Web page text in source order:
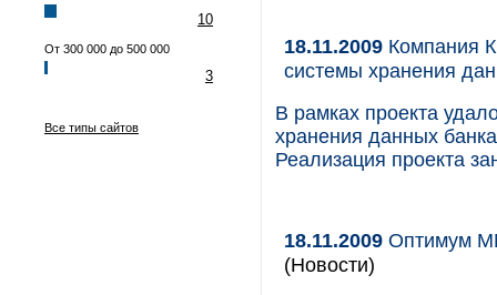
10
От 300 000 до 500 000
3
Все типы сайтов
18.11.2009 Компания
системы хранения
В рамках проекта
хранения данных
Реализация проекта
18.11.2009 Оптимум
(Новости)